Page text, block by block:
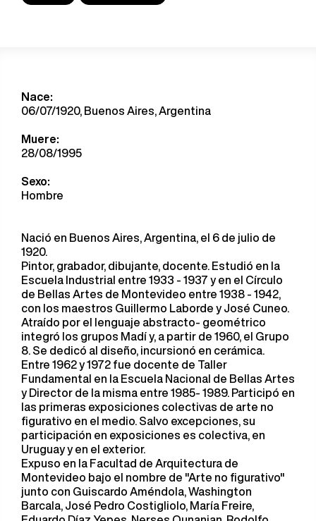
Nace:
06/07/1920, Buenos Aires, Argentina
Muere:
28/08/1995
Sexo:
Hombre
Nació en Buenos Aires, Argentina, el 6 de julio de
1920.
Pintor, grabador, dibujante, docente. Estudió en la
Escuela Industrial entre 1933 - 1937 y en el Círculo
de Bellas Artes de Montevideo entre 1938 - 1942,
con los maestros Guillermo Laborde y José Cuneo.
Atraído por el lenguaje abstracto- geométrico
integró los grupos Madí y, a partir de 1960, el Grupo
8. Se dedicó al diseño, incursionó en cerámica.
Entre 1962 y 1972 fue docente de Taller
Fundamental en la Escuela Nacional de Bellas Artes
y Director de la misma entre 1985- 1989. Participó en
las primeras exposiciones colectivas de arte no
figurativo en el medio. Salvo excepciones, su
participación en exposiciones es colectiva, en
Uruguay y en el exterior.
Expuso en la Facultad de Arquitectura de
Montevideo bajo el nombre de "Arte no figurativo"
junto con Guiscardo Améndola, Washington
Barcala, José Pedro Costigliolo, María Freire,